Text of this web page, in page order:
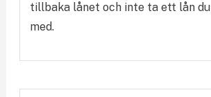
tillbaka lånet och inte ta ett lån
med.